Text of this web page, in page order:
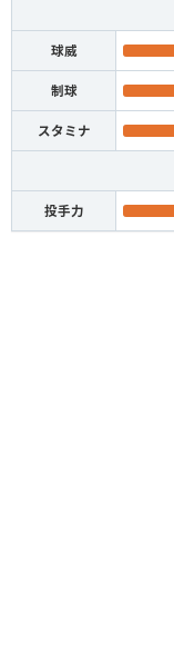
球威
制球
スタミナ
投手力